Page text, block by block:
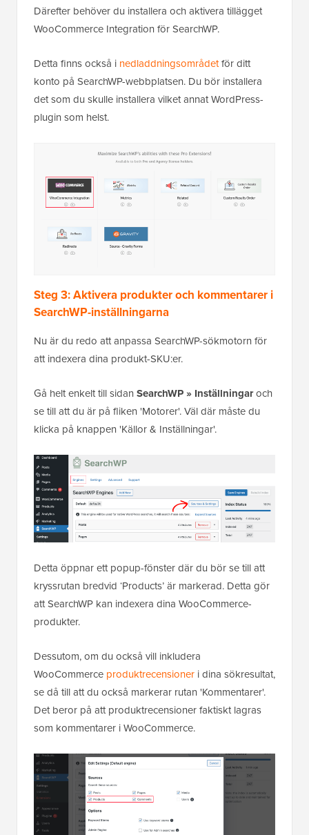
Därefter behöver du installera och aktivera tillägget
WooCommerce Integration för SearchWP.
Detta finns också i nedladdningsområdetför ditt
konto på SearchWP-webbplatsen. Du bör installera
det som du skulle installera vilket annat WordPress-
plugin som helst.
Steg 3: Aktivera produkter och kommentarer i
SearchWP-inställningarna
Nu är du redo att anpassa SearchWP-sökmotorn för
att indexera dina produkt-SKU:er.
Gå helt enkelt till sidan SearchWP » Inställningaroch
se till att du är på fliken 'Motorer'. Väl där måste du
klicka på knappen 'Källor & Inställningar'.
Detta öppnar ett popup-fönster där du bör se till att
kryssrutan bredvid ‘Products’ är markerad. Detta gör
att SearchWP kan indexera dina WooCommerce-
produkter.
Dessutom, om du också vill inkludera
WooCommerce produktrecensioner i dina sökresultat,
se då till att du också markerar rutan 'Kommentarer'.
Det beror på att produktrecensioner faktiskt lagras
som kommentarer i WooCommerce.